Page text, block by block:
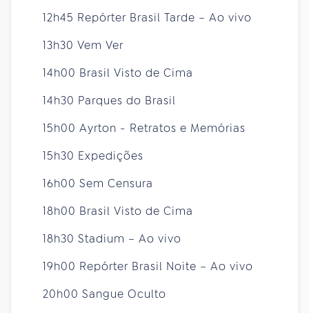
12h45 Repórter Brasil Tarde – Ao vivo
13h30 Vem Ver
14h00 Brasil Visto de Cima
14h30 Parques do Brasil
15h00 Ayrton - Retratos e Memórias
15h30 Expedições
16h00 Sem Censura
18h00 Brasil Visto de Cima
18h30 Stadium – Ao vivo
19h00 Repórter Brasil Noite – Ao vivo
20h00 Sangue Oculto